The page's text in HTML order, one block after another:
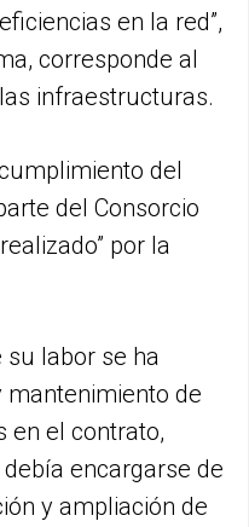
en la red”,
corresponde al
infraestructuras.
del
del Consorcio
por la
labor se ha
mantenimiento de
en el contrato,
encargarse de
y ampliación de